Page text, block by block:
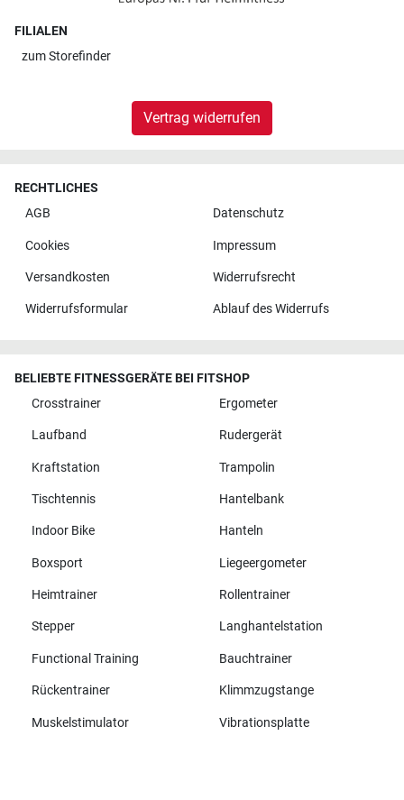
FILIALEN
zumStorefinder
Vertrag widerrufen
RECHTLICHES
AGB
Datenschutz
Cookies Impressum
Versandkosten Widerrufsrecht
Widerrufsformular Ablauf des Widerrufs
BELIEBTE FITNESSGERÄTE BEI FITSHOP
Crosstrainer
Ergometer
Laufband Rudergerät
Kraftstation Trampolin
Tischtennis Hantelbank
Indoor Bike Hanteln
Boxsport Liegeergometer
Heimtrainer Rollentrainer
Stepper Langhantelstation
Functional Training Bauchtrainer
Rückentrainer Klimmzugstange
Muskelstimulator Vibrationsplatte